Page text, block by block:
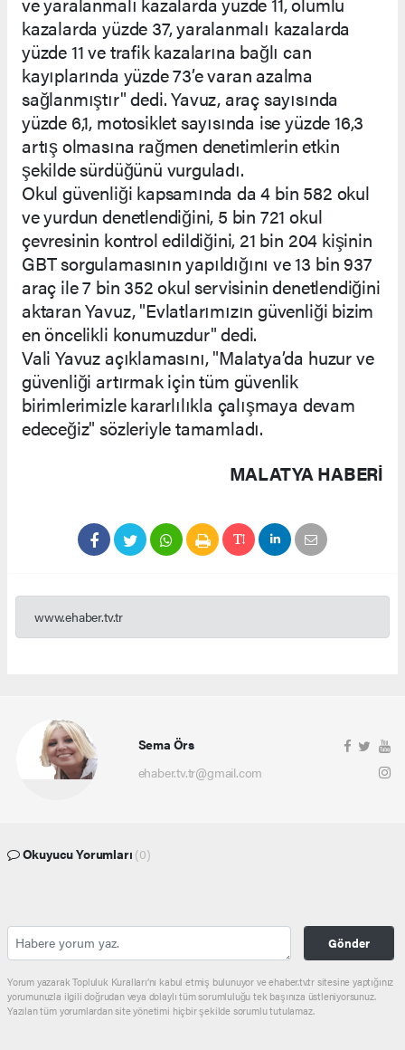
kazalarda yüzde 37, yaralanmalı kazalarda
yüzde 11 ve trafik kazalarına bağlı can
kayıplarında yüzde 73’e varan azalma
sağlanmıştır" dedi. Yavuz, araç sayısında
yüzde 6,1, motosiklet sayısında ise yüzde 16,3
artış olmasına rağmen denetimlerin etkin
şekilde sürdüğünü vurguladı.
Okul güvenliği kapsamında da 4 bin 582 okul
ve yurdun denetlendiğini, 5 bin 721 okul
çevresinin kontrol edildiğini, 21 bin 204 kişinin
GBT sorgulamasının yapıldığını ve 13 bin 937
araç ile 7 bin 352 okul servisinin denetlendiğini
aktaran Yavuz, "Evlatlarımızın güvenliği bizim
en öncelikli konumuzdur" dedi.
Vali Yavuz açıklamasını, "Malatya’da huzur ve
güvenliği artırmak için tüm güvenlik
birimlerimizle kararlılıkla çalışmaya devam
edeceğiz" sözleriyle tamamladı.
MALATYA HABERİ
www.ehaber.tv.tr
Sema Örs
ehaber.tv.tr@gmail.com
Okuyucu Yorumları (0)
Gönder
Yorum yazarak Topluluk Kuralları’nı kabul etmiş bulunuyor ve ehaber.tv.tr sitesine yaptığınız
yorumunuzla ilgili doğrudan veya dolaylı tüm sorumluluğu tek başınıza üstleniyorsunuz.
Yazılan tüm yorumlardan site yönetimi hiçbir şekilde sorumlu tutulamaz.